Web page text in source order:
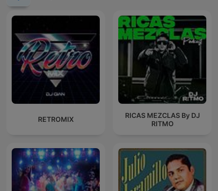
RETROMIX
RICAS MEZCLAS By DJ
RITMO